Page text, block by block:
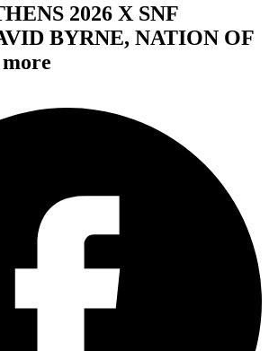
2026 X SNF
BYRNE, NATION OF